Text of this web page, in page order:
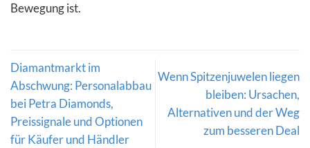
Bewegung ist.
Diamantmarkt im
Abschwung: Personalabbau
bei Petra Diamonds,
Preissignale und Optionen
für Käufer und Händler
Wenn Spitzenjuwelen liegen
bleiben: Ursachen,
Alternativen und der Weg
zum besseren Deal